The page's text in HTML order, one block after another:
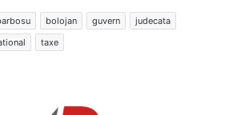
bolojan guvern
judecata
taxe